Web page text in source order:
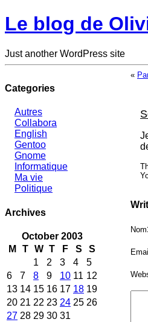
Le blog de
Just another WordPress site
Categories
Autres
Collabora
English
Gentoo
Gnome
Informatique
Ma vie
Politique
Archives
October 2003
M
T W T F S
S
1
2 3 4
5
6
7 8 9 10 11 12
13 14 15 16 17 18 19
20 21 22 23 24 25 26
27 28 29 30 31
«
Nom: